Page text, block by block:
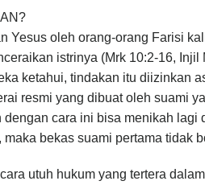
Yesus oleh orang-orang Farisi
istrinya (Mrk 10:2-16,
ketahui, tindakan itu diizinkan
resmi yang dibuat oleh suami
cara ini bisa menikah lagi
bekas suami pertama tidak
utuh hukum yang tertera